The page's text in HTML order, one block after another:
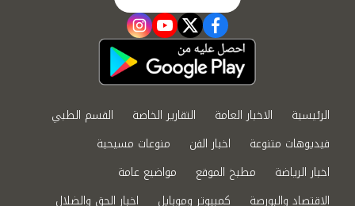
facebook
twitter
youtube
instagram
الرئيسية الاخبار العامة التقارير الخاصة
القسم الطبي
فيديوهات متنوعة
اخبار الفن
منوعات مسيحية
اخبار الرياضة
مطبخ الموقع
مواضيع عامة
الاقتصاد والبورصة
كمبيوتر وموبايل اخبار الحق والضلال